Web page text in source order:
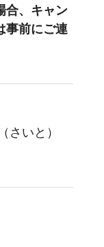
合、キャン
事前にご連
さいと）